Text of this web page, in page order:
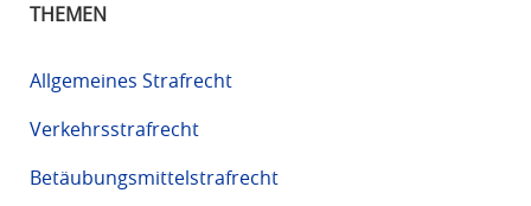
THEMEN
Allgemeines Strafrecht
Verkehrsstrafrecht
Betäubungsmittelstrafrecht